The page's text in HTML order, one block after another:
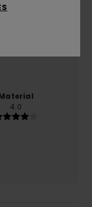
4.0